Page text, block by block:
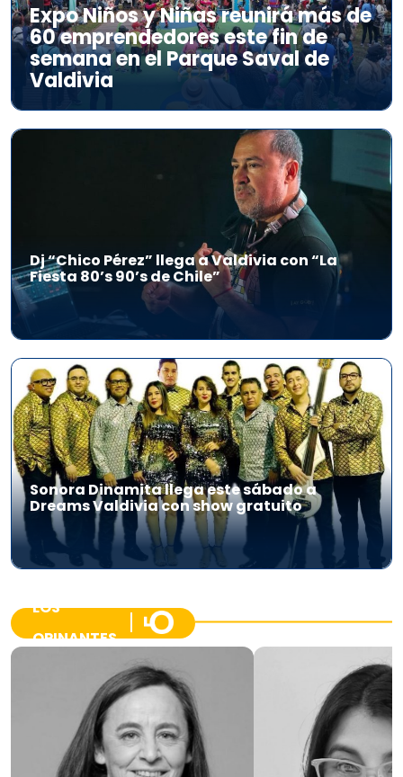
Expo Niños y Niñas reunirá más de
60 emprendedores este fin de
semana en el Parque Saval de
Valdivia
Dj “Chico Pérez” llega a Valdivia con “La
Fiesta 80’s 90’s de Chile”
Sonora Dinamita llega este sábado a
Dreams Valdivia con show gratuito
LOS
OPINANTES